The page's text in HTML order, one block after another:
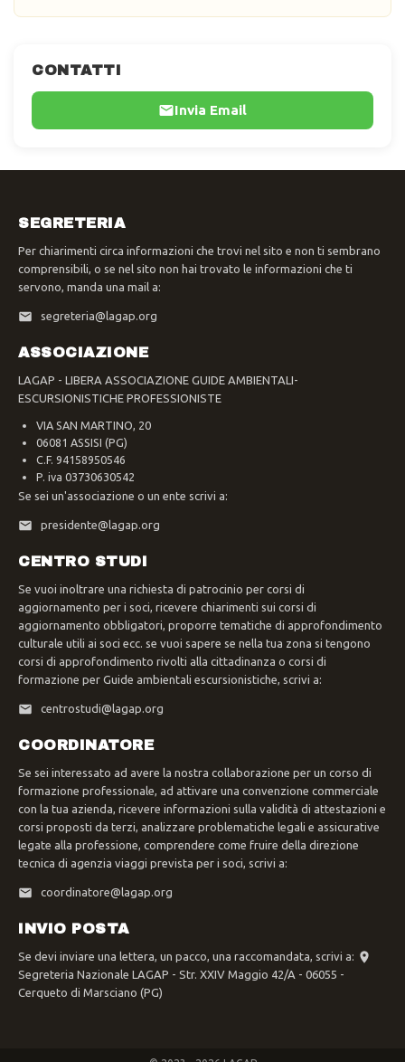
CONTATTI
Invia Email
SEGRETERIA
Per chiarimenti circa informazioni che trovi nel sito e non ti sembrano
comprensibili, o se nel sito non hai trovato le informazioni che ti
servono, manda una mail a:
segreteria@lagap.org
ASSOCIAZIONE
LAGAP - LIBERA ASSOCIAZIONE GUIDE AMBIENTALI-
ESCURSIONISTICHE PROFESSIONISTE
VIA SAN MARTINO, 20
06081 ASSISI (PG)
C.F. 94158950546
P. iva 03730630542
Se sei un'associazione o un ente scrivi a:
presidente@lagap.org
CENTRO STUDI
Se vuoi inoltrare una richiesta di patrocinio per corsi di
aggiornamento per i soci, ricevere chiarimenti sui corsi di
aggiornamento obbligatori, proporre tematiche di approfondimento
culturale utili ai soci ecc. se vuoi sapere se nella tua zona si tengono
corsi di approfondimento rivolti alla cittadinanza o corsi di
formazione per Guide ambientali escursionistiche, scrivi a:
centrostudi@lagap.org
COORDINATORE
Se sei interessato ad avere la nostra collaborazione per un corso di
formazione professionale, ad attivare una convenzione commerciale
con la tua azienda, ricevere informazioni sulla validità di attestazioni e
corsi proposti da terzi, analizzare problematiche legali e assicurative
legate alla professione, comprendere come fruire della direzione
tecnica di agenzia viaggi prevista per i soci, scrivi a:
coordinatore@lagap.org
INVIO POSTA
Se devi inviare una lettera, un pacco, una raccomandata, scrivi a:
Segreteria Nazionale LAGAP - Str. XXIV Maggio 42/A - 06055 -
Cerqueto di Marsciano (PG)